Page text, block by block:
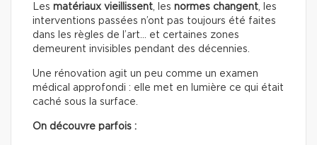
Les matériaux vieillissent, les normes changent, les
interventions passées n’ont pas toujours été faites
dans les règles de l’art… et certaines zones
demeurent invisibles pendant des décennies.
Une rénovation agit un peu comme un examen
médical approfondi : elle met en lumière ce qui était
caché sous la surface.
On découvre parfois :